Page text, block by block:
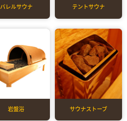
バレルサウナ テントサウナ
岩盤浴 サウナストーブ